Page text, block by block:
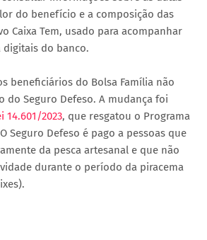
do benefício e a composição das
Caixa Tem, usado para acompanhar
digitais do banco.
beneficiários do Bolsa Família não
do Seguro Defeso. A mudança foi
14.601/2023, que resgatou o Programa
Seguro Defeso é pago a pessoas que
da pesca artesanal e que não
durante o período da piracema